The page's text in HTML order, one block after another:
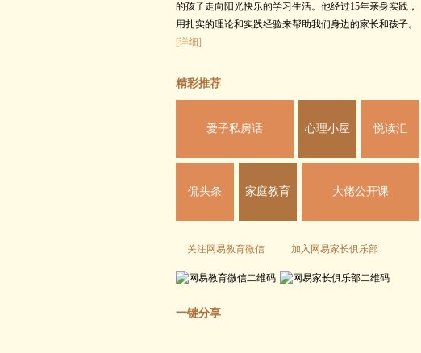
的孩子走向阳光快乐的学习生活。他经过15年亲身实践，
用扎实的理论和实践经验来帮助我们身边的家长和孩子。
[详细]
精彩推荐
爱子私房话 心理小屋 悦读汇
侃头条 家庭教育 大佬公开课
关注网易教育微信 加入网易家长俱乐部
一键分享